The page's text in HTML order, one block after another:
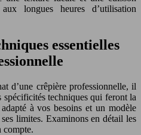
longues heures d’utilisation
essentielles
d’une crêpière professionnelle, il
techniques qui feront la
à vos besoins et un modèle
limites. Examinons en détail les
compte.